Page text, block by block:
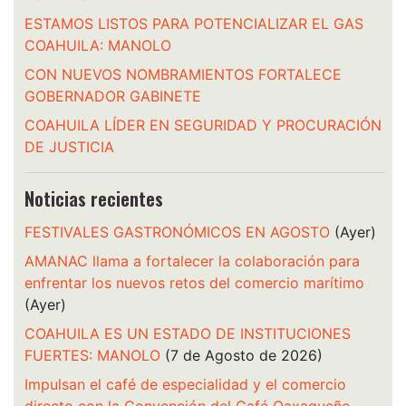
ESTAMOS LISTOS PARA POTENCIALIZAR EL GAS
COAHUILA: MANOLO
CON NUEVOS NOMBRAMIENTOS FORTALECE
GOBERNADOR GABINETE
COAHUILA LÍDER EN SEGURIDAD Y PROCURACIÓN
DE JUSTICIA
Noticias recientes
FESTIVALES GASTRONÓMICOS EN AGOSTO (Ayer)
AMANAC llama a fortalecer la colaboración para
enfrentar los nuevos retos del comercio marítimo
(Ayer)
COAHUILA ES UN ESTADO DE INSTITUCIONES
FUERTES: MANOLO (7 de Agosto de 2026)
Impulsan el café de especialidad y el comercio